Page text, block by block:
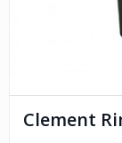
Clement